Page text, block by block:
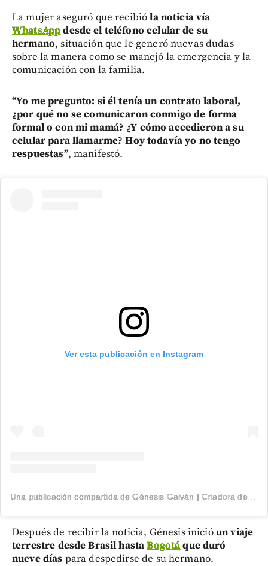
La mujer aseguró que recibióla noticia vía
WhatsAppdesde el teléfono celular de su
hermano, situación que le generó nuevas dudas
sobre la manera como se manejó la emergencia y la
comunicación con la familia.
“Yo me pregunto: si él tenía un contrato laboral,
¿por qué no se comunicaron conmigo de forma
formal o con mi mamá? ¿Y cómo accedieron a su
celular para llamarme? Hoy todavía yo no tengo
respuestas”, manifestó.
Ver esta publicación en Instagram
Una publicación compartida de Génesis Galván | Criadora de Conteúdo (@genesisgalvan18)
Después de recibir la noticia, Génesis inicióun viaje
terrestre desde Brasil hastaBogotáque duró
nueve días para despedirse de su hermano.